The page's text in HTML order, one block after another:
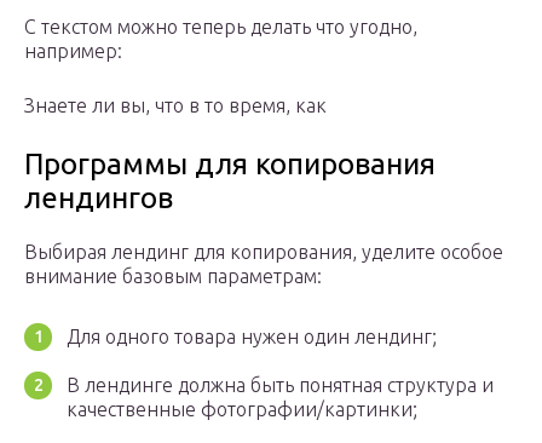
С текстом можно теперь делать что угодно,
например:
Знаете ли вы, что в то время, как
Программы для копирования
лендингов
Выбирая лендинг для копирования, уделите особое
внимание базовым параметрам:
Для одного товара нужен один лендинг;
В лендинге должна быть понятная структура и
качественные фотографии/картинки;